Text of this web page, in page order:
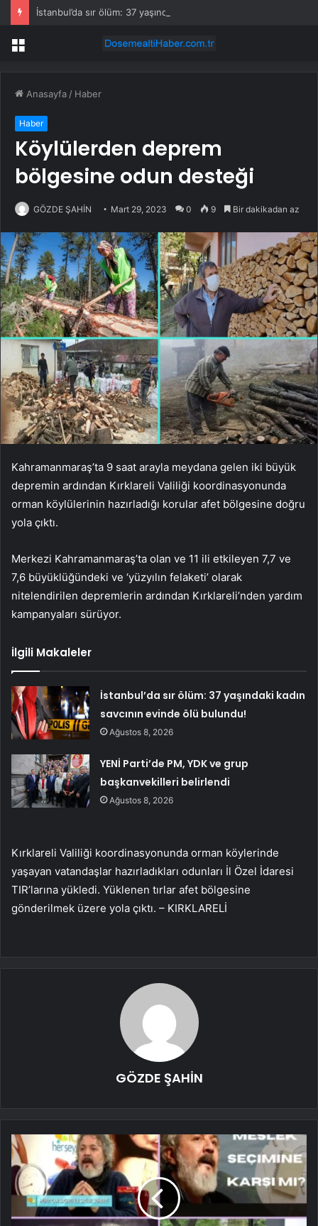
Menü
Anasayfa / Haber
Haber
Köylülerden deprem
bölgesine odun desteği
GÖZDE ŞAHİN Mart 29, 2023 0 9 Bir dakikadan az
Kahramanmaraş’ta 9 saat arayla meydana gelen iki büyük
depremin ardından Kırklareli Valiliği koordinasyonunda
orman köylülerinin hazırladığı korular afet bölgesine doğru
yola çıktı.
Merkezi Kahramanmaraş’ta olan ve 11 ili etkileyen 7,7 ve
7,6 büyüklüğündeki ve ‘yüzyılın felaketi’ olarak
nitelendirilen depremlerin ardından Kırklareli’nden yardım
kampanyaları sürüyor.
İlgili Makaleler
İstanbul’da sır ölüm: 37 yaşındaki kadın
savcının evinde ölü bulundu!
Ağustos 8, 2026
YENİ Parti’de PM, YDK ve grup
başkanvekilleri belirlendi
Ağustos 8, 2026
Kırklareli Valiliği koordinasyonunda orman köylerinde
yaşayan vatandaşlar hazırladıkları odunları İl Özel İdaresi
TIR’larına yükledi. Yüklenen tırlar afet bölgesine
gönderilmek üzere yola çıktı. – KIRKLARELİ
GÖZDE ŞAHİN